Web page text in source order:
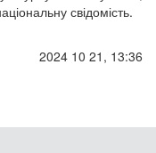
свідомість.
2024 10 21, 13:36